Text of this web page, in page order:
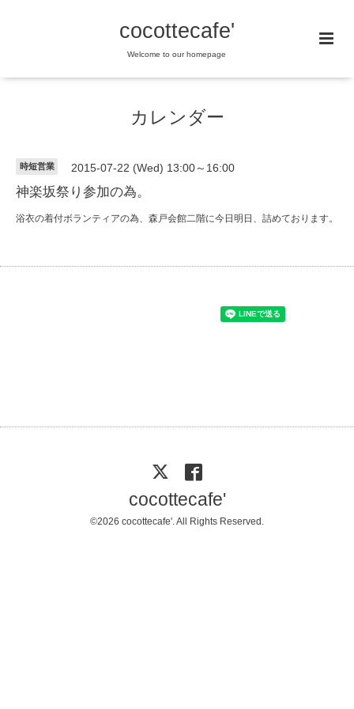
cocottecafe'
Welcome to our homepage
カレンダー
時短営業 2015-07-22 (Wed) 13:00～16:00
神楽坂祭り参加の為。
浴衣の着付ボランティアの為、森戸会館二階に今日明日、詰めております。
cocottecafe'
©2026 cocottecafe'. All Rights Reserved.